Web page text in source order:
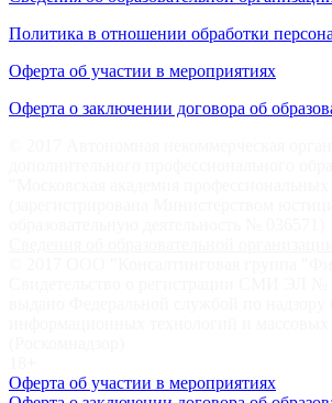
Политика в отношении обработки
Оферта об участии в мероприятиях
Оферта о заключении договора об
Оферта об участии в мероприятиях